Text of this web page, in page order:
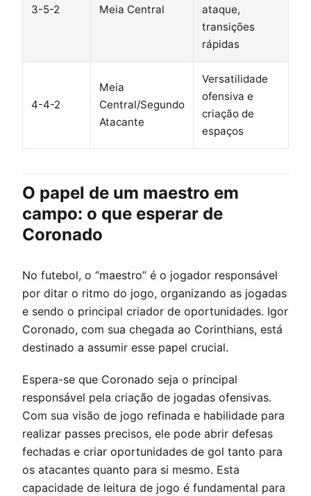
3-5-2 Meia Central
ataque,
transições
rápidas
4-4-2
Meia
Central/Segundo
Atacante
Versatilidade
ofensiva e
criação de
espaços
O papel de um maestro em
campo: o que esperar de
Coronado
No futebol, o “maestro” é o jogador responsável
por ditar o ritmo do jogo, organizando as jogadas
e sendo o principal criador de oportunidades. Igor
Coronado, com sua chegada ao Corinthians, está
destinado a assumir esse papel crucial.
Espera-se que Coronado seja o principal
responsável pela criação de jogadas ofensivas.
Com sua visão de jogo refinada e habilidade para
realizar passes precisos, ele pode abrir defesas
fechadas e criar oportunidades de gol tanto para
os atacantes quanto para si mesmo. Esta
capacidade de leitura de jogo é fundamental para